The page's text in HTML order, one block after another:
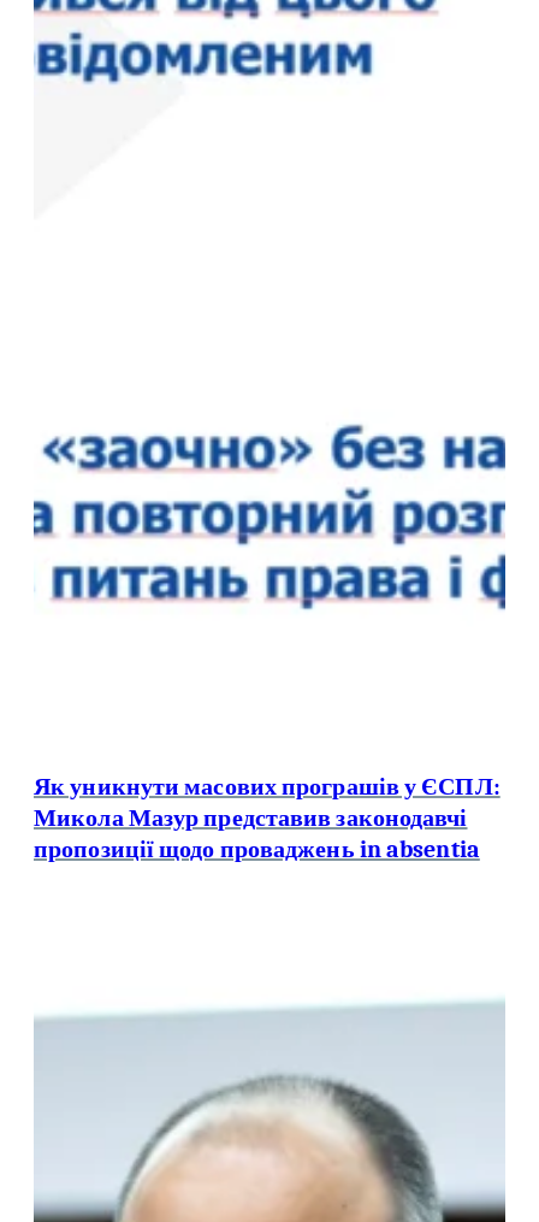
Як уникнути масових програшів у ЄСПЛ:
Микола Мазур представив законодавчі
пропозиції щодо проваджень in absentia